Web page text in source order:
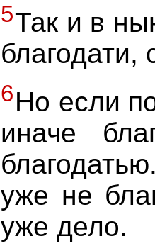
5Так и в
благодати,
6Но если
иначе
уже не
уже дело.